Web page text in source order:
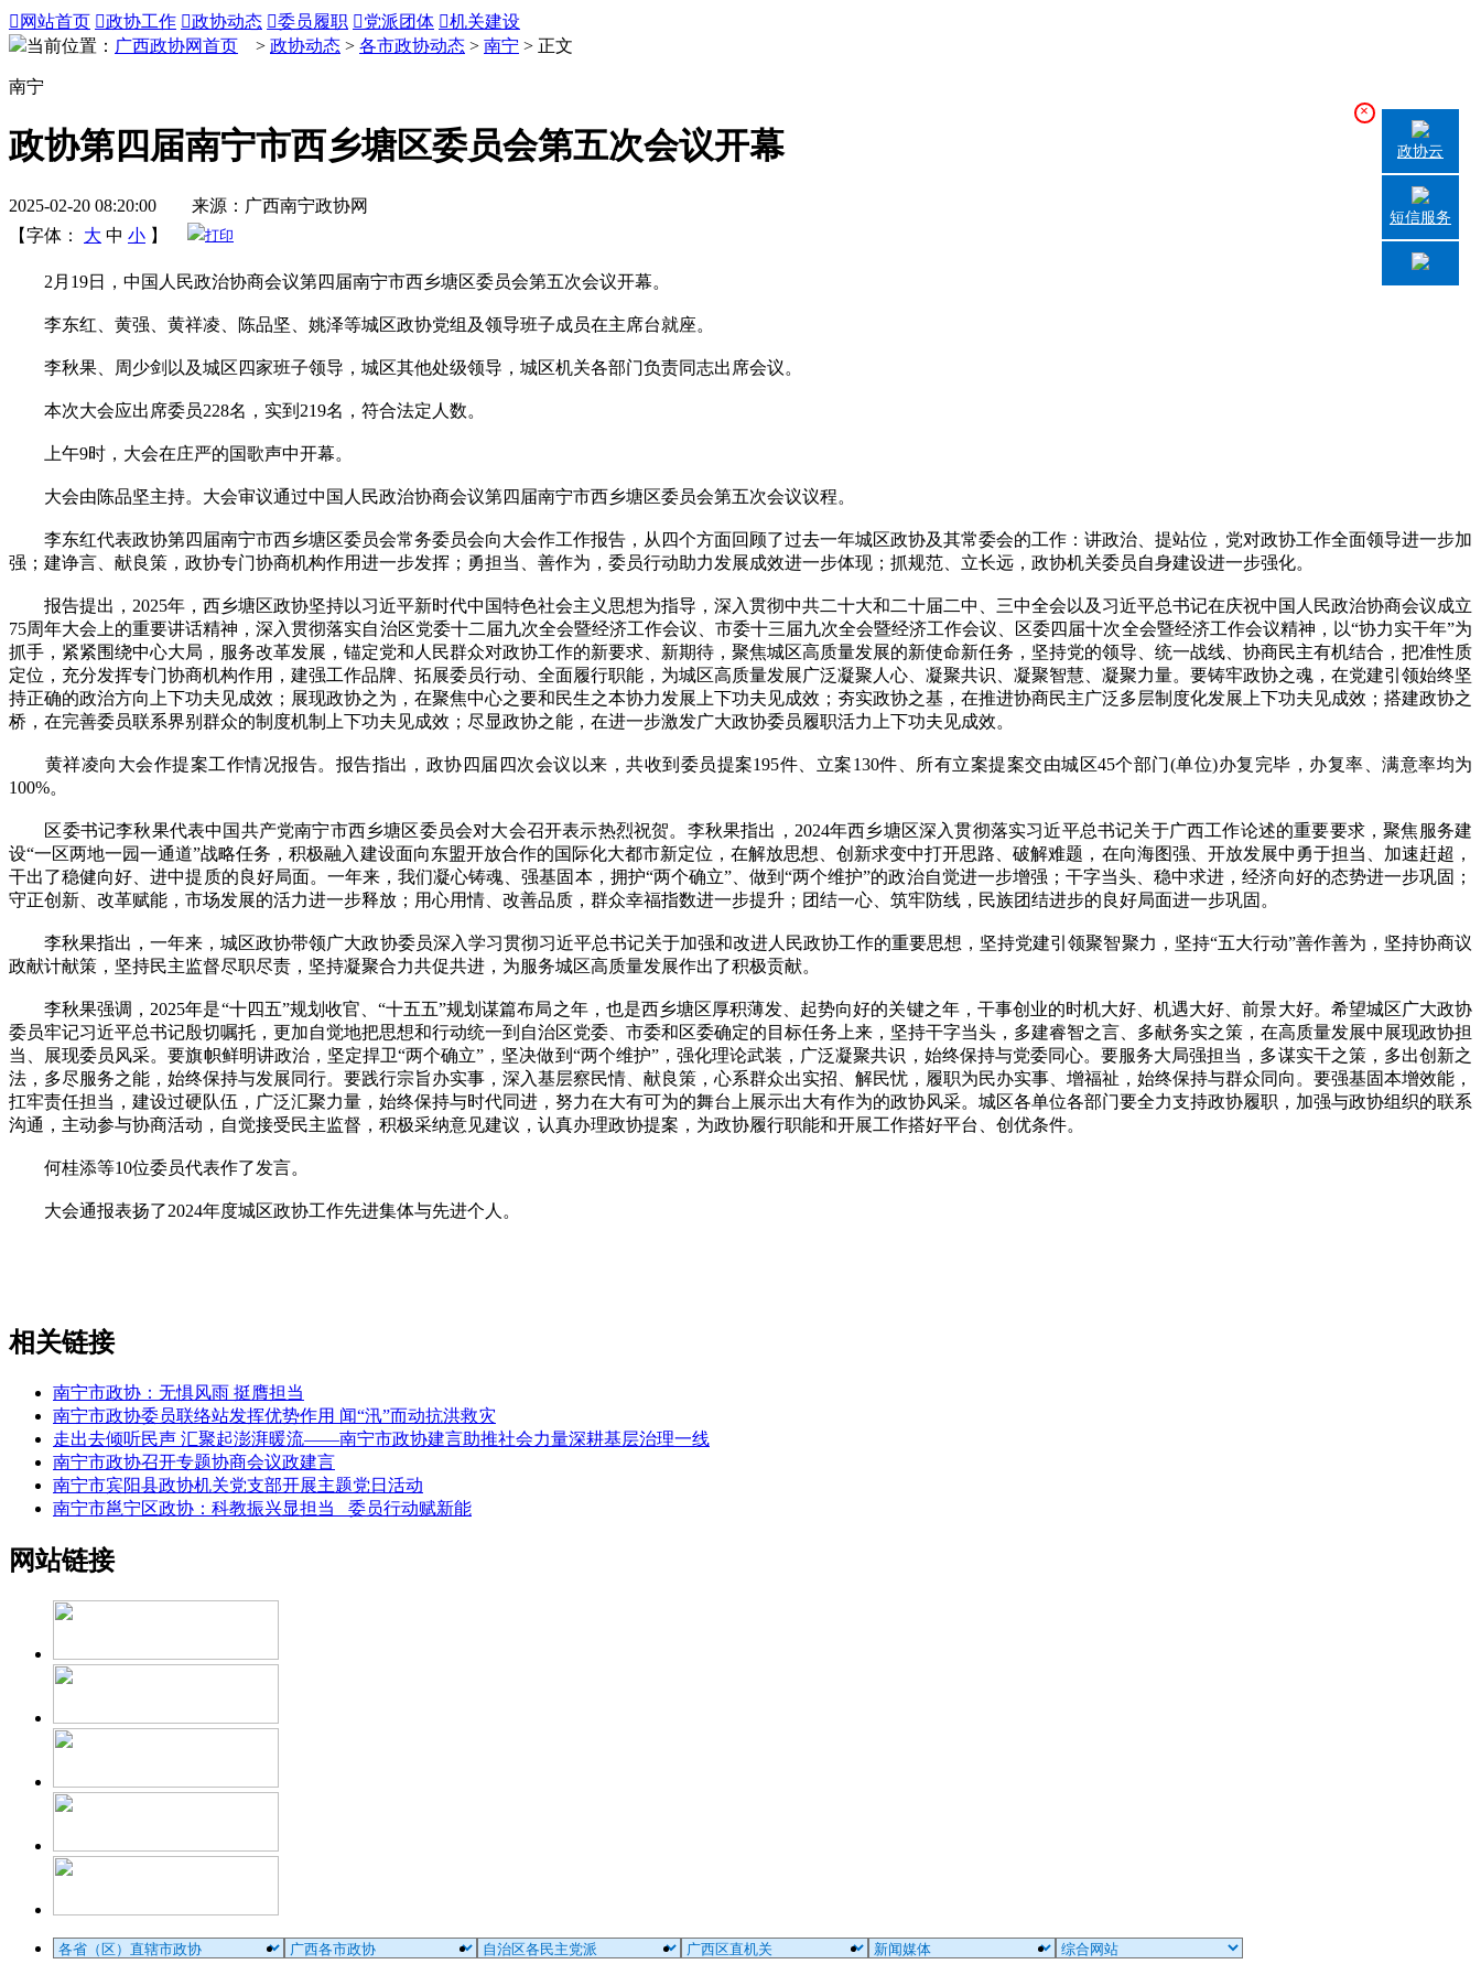
 网站首页 政协工作 政协动态 委员履职 党派团体 机关建设
当前位置： 广西政协网首页 > 政协动态 > 各市政协动态 > 南宁 > 正文
南宁
政协第四届南宁市西乡塘区委员会第五次会议开幕
2025-02-20 08:20:00 来源：广西南宁政协网
【字体：
大 中 小 】 打印
2月19日，中国人民政治协商会议第四届南宁市西乡塘区委员会第五次会议开幕。
李东红、黄强、黄祥凌、陈品坚、姚泽等城区政协党组及领导班子成员在主席台就座。
李秋果、周少剑以及城区四家班子领导，城区其他处级领导，城区机关各部门负责同志出席会议。
本次大会应出席委员228名，实到219名，符合法定人数。
上午9时，大会在庄严的国歌声中开幕。
大会由陈品坚主持。大会审议通过中国人民政治协商会议第四届南宁市西乡塘区委员会第五次会议议程。
李东红代表政协第四届南宁市西乡塘区委员会常务委员会向大会作工作报告，从四个方面回顾了过去一年城区政协及其常委会的工作：讲政治、提站位，党对政协工作全面领导进一步加
强；建诤言、献良策，政协专门协商机构作用进一步发挥；勇担当、善作为，委员行动助力发展成效进一步体现；抓规范、立长远，政协机关委员自身建设进一步强化。
报告提出，2025年，西乡塘区政协坚持以习近平新时代中国特色社会主义思想为指导，深入贯彻中共二十大和二十届二中、三中全会以及习近平总书记在庆祝中国人民政治协商会议成立
75周年大会上的重要讲话精神，深入贯彻落实自治区党委十二届九次全会暨经济工作会议、市委十三届九次全会暨经济工作会议、区委四届十次全会暨经济工作会议精神，以“协力实干年”为
抓手，紧紧围绕中心大局，服务改革发展，锚定党和人民群众对政协工作的新要求、新期待，聚焦城区高质量发展的新使命新任务，坚持党的领导、统一战线、协商民主有机结合，把准性质
定位，充分发挥专门协商机构作用，建强工作品牌、拓展委员行动、全面履行职能，为城区高质量发展广泛凝聚人心、凝聚共识、凝聚智慧、凝聚力量。要铸牢政协之魂，在党建引领始终坚
持正确的政治方向上下功夫见成效；展现政协之为，在聚焦中心之要和民生之本协力发展上下功夫见成效；夯实政协之基，在推进协商民主广泛多层制度化发展上下功夫见成效；搭建政协之
桥，在完善委员联系界别群众的制度机制上下功夫见成效；尽显政协之能，在进一步激发广大政协委员履职活力上下功夫见成效。
黄祥凌向大会作提案工作情况报告。报告指出，政协四届四次会议以来，共收到委员提案195件、立案130件、所有立案提案交由城区45个部门(单位)办复完毕，办复率、满意率均为
100%。
区委书记李秋果代表中国共产党南宁市西乡塘区委员会对大会召开表示热烈祝贺。李秋果指出，2024年西乡塘区深入贯彻落实习近平总书记关于广西工作论述的重要要求，聚焦服务建
设“一区两地一园一通道”战略任务，积极融入建设面向东盟开放合作的国际化大都市新定位，在解放思想、创新求变中打开思路、破解难题，在向海图强、开放发展中勇于担当、加速赶超，
干出了稳健向好、进中提质的良好局面。一年来，我们凝心铸魂、强基固本，拥护“两个确立”、做到“两个维护”的政治自觉进一步增强；干字当头、稳中求进，经济向好的态势进一步巩固；
守正创新、改革赋能，市场发展的活力进一步释放；用心用情、改善品质，群众幸福指数进一步提升；团结一心、筑牢防线，民族团结进步的良好局面进一步巩固。
李秋果指出，一年来，城区政协带领广大政协委员深入学习贯彻习近平总书记关于加强和改进人民政协工作的重要思想，坚持党建引领聚智聚力，坚持“五大行动”善作善为，坚持协商议
政献计献策，坚持民主监督尽职尽责，坚持凝聚合力共促共进，为服务城区高质量发展作出了积极贡献。
李秋果强调，2025年是“十四五”规划收官、“十五五”规划谋篇布局之年，也是西乡塘区厚积薄发、起势向好的关键之年，干事创业的时机大好、机遇大好、前景大好。希望城区广大政协
委员牢记习近平总书记殷切嘱托，更加自觉地把思想和行动统一到自治区党委、市委和区委确定的目标任务上来，坚持干字当头，多建睿智之言、多献务实之策，在高质量发展中展现政协担
当、展现委员风采。要旗帜鲜明讲政治，坚定捍卫“两个确立”，坚决做到“两个维护”，强化理论武装，广泛凝聚共识，始终保持与党委同心。要服务大局强担当，多谋实干之策，多出创新之
法，多尽服务之能，始终保持与发展同行。要践行宗旨办实事，深入基层察民情、献良策，心系群众出实招、解民忧，履职为民办实事、增福祉，始终保持与群众同向。要强基固本增效能，
扛牢责任担当，建设过硬队伍，广泛汇聚力量，始终保持与时代同进，努力在大有可为的舞台上展示出大有作为的政协风采。城区各单位各部门要全力支持政协履职，加强与政协组织的联系
沟通，主动参与协商活动，自觉接受民主监督，积极采纳意见建议，认真办理政协提案，为政协履行职能和开展工作搭好平台、创优条件。
何桂添等10位委员代表作了发言。
大会通报表扬了2024年度城区政协工作先进集体与先进个人。
相关链接
南宁市政协：无惧风雨 挺膺担当
南宁市政协委员联络站发挥优势作用 闻“汛”而动抗洪救灾
走出去倾听民声 汇聚起澎湃暖流——南宁市政协建言助推社会力量深耕基层治理一线
南宁市政协召开专题协商会议政建言
南宁市宾阳县政协机关党支部开展主题党日活动
南宁市邕宁区政协：科教振兴显担当 委员行动赋新能
网站链接
×
政协云
短信服务